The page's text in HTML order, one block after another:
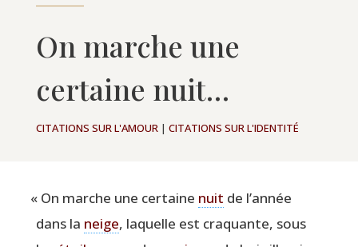
On marche une
certaine nuit…
CITATIONS SUR L'AMOUR| CITATIONS SUR L'IDENTITÉ
« On marche une cer­taine nuit de l’année
dans la neige, laquelle est cra­quante, sous